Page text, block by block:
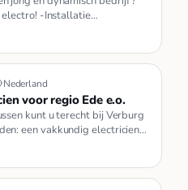
electro! -Installatie
Nederland
voor regio Ede e.o.
kunt u terecht bij Verburg
een vakkundig electricien